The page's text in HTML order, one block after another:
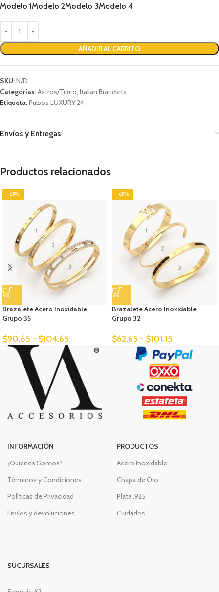
Modelo 1Modelo 2Modelo 3Modelo 4
AÑADIR AL CARRITO
SKU:N/D
Categorías:Astros/Turco, Italian Bracelets
Etiqueta:Pulsos LUXURY 24
Envíos y Entregas
Productos relacionados
-65%
Brazalete Acero Inoxidable
Grupo 35
$90.65 - $104.65
-65%
Brazalete Acero Inoxidable
Grupo 32
$62.65 - $101.15
INFORMACIÓN
¿Quiénes Somos?
Términos y Condiciones
Políticas de Privacidad
Envíos y devoluciones
PRODUCTOS
Acero Inoxidable
Chapa de Oro
Plata .925
Cuidados
SUCURSALES